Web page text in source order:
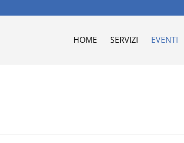
HOME SERVIZI EVENTI